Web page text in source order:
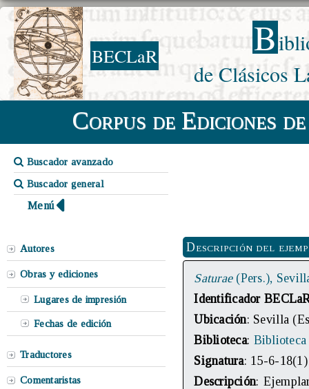
BECLaR B
de Clásicos
Corpus de Ediciones
Buscador avanzado
Buscador general
Menú
Autores
Obras y ediciones
Lugares de impresión
Fechas de edición
Traductores
Comentaristas
Descripción del
Saturae(Pers.),
Identificador
Ubicación: Sevilla
Biblioteca:
Signatura: 15-6-18(1)
Descripción: